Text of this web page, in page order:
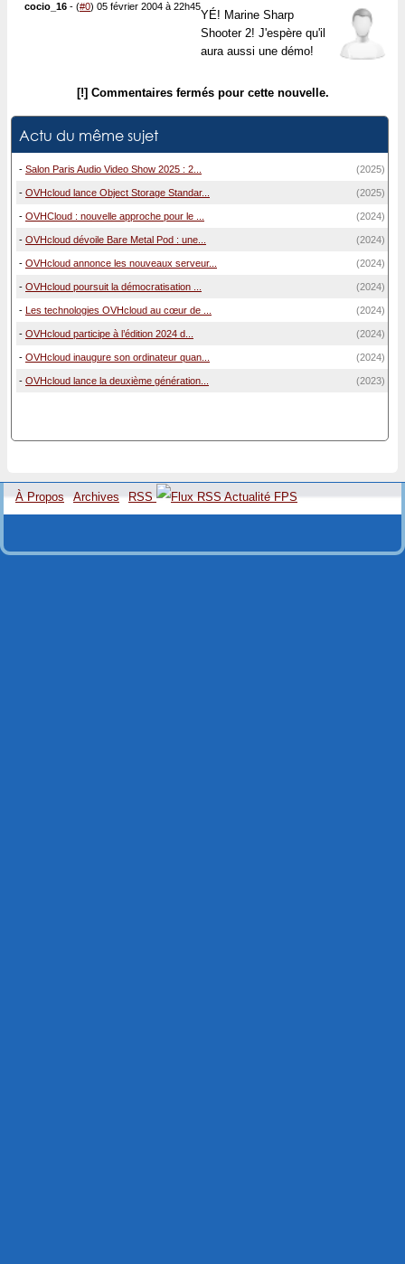
cocio_16 - (#0) 05 février 2004 à 22h45
YÉ! Marine Sharp
Shooter 2! J'espère qu'il
aura aussi une démo!
[!] Commentaires fermés pour cette nouvelle.
Actu du même sujet
- Salon Paris Audio Video Show 2025 : 2... (2025)
- OVHcloud lance Object Storage Standar... (2025)
- OVHCloud : nouvelle approche pour le ... (2024)
- OVHcloud dévoile Bare Metal Pod : une... (2024)
- OVHcloud annonce les nouveaux serveur... (2024)
- OVHcloud poursuit la démocratisation ... (2024)
- Les technologies OVHcloud au cœur de ... (2024)
- OVHcloud participe à l’édition 2024 d... (2024)
- OVHcloud inaugure son ordinateur quan... (2024)
- OVHcloud lance la deuxième génération... (2023)
À Propos Archives RSS